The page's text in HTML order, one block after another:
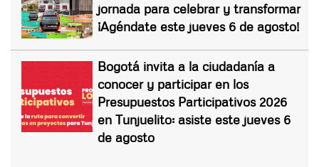
jornada para celebrar y transformar
¡Agéndate este jueves 6 de agosto!
Bogotá invita a la ciudadanía a
conocer y participar en los
Presupuestos Participativos 2026
en Tunjuelito: asiste este jueves 6
de agosto